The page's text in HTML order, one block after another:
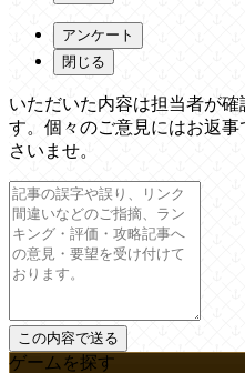
アンケート
閉じる
いただいた内容は担当者が
す。個々のご意見にはお返
さいませ。
ゲームを探す